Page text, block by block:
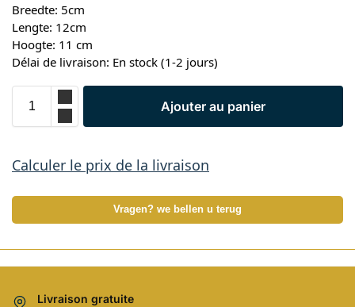
Breedte: 5cm
Lengte: 12cm
Hoogte: 11 cm
Délai de livraison: En stock (1-2 jours)
Ajouter au panier
Calculer le prix de la livraison
Vragen? we bellen u terug
Livraison gratuite